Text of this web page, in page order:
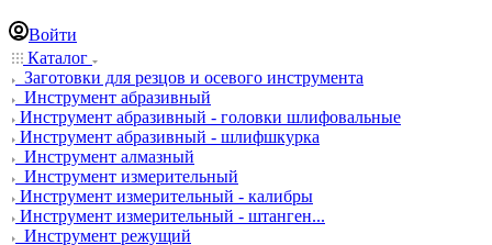
Войти
Каталог
Заготовки для резцов и осевого инструмента
Инструмент абразивный
Инструмент абразивный - головки шлифовальные
Инструмент абразивный - шлифшкурка
Инструмент алмазный
Инструмент измерительный
Инструмент измерительный - калибры
Инструмент измерительный - штанген...
Инструмент режущий